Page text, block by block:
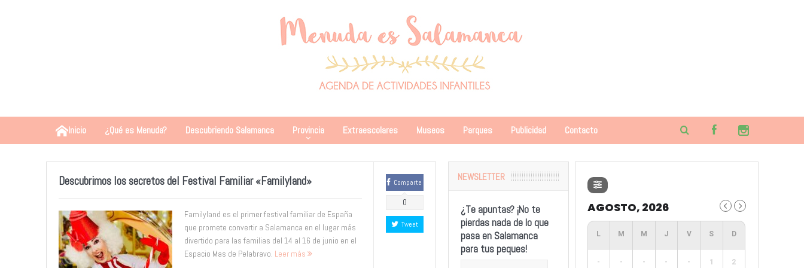
Inicio ¿Qué es Menuda? Descubriendo Salamanca Provincia Extraescolares Museos Parques Publicidad Contacto
Descubrimos los secretos del Festival Familiar «Familyland»
Familyland es el primer festival familiar de España
que promete convertir a Salamanca en el lugar más
divertido para las familias del 14 al 16 de junio en el
Espacio Mas de Pelabravo. Leer más
Comparte
0
Tweet
NEWSLETTER
¿Te apuntas? ¡No te
pierdas nada de lo que
pasa en Salamanca
para tus peques!
AGOSTO, 2026
- - - - - 1 2